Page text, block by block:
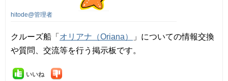
hitode@管理者
クルーズ船「 オリアナ（Oriana）
」についての情報交換
や質問、交流等を行う掲示板です。
いいね